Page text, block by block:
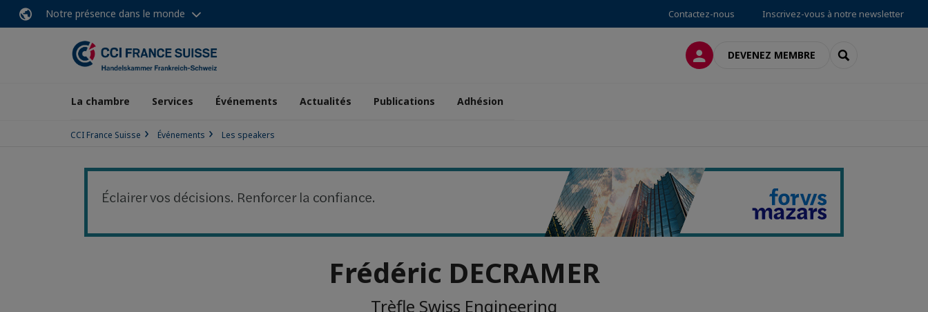
Notre présence dans le monde Contactez-nous Inscrivez-vous à notre newsletter
CONNEXIONDEVENEZ MEMBRE RECHERCHER
La chambre Services Événements Actualités Publications Adhésion
CCI France Suisse Événements Les speakers
Frédéric DECRAMER
Trèfle Swiss Engineering